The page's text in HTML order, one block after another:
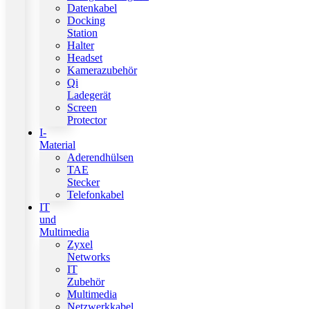
Datenkabel
Docking
Station
Halter
Headset
Kamerazubehör
Qi
Ladegerät
Screen
Protector
I-
Material
Aderendhülsen
TAE
Stecker
Telefonkabel
IT
und
Multimedia
Zyxel
Networks
IT
Zubehör
Multimedia
Netzwerkkabel